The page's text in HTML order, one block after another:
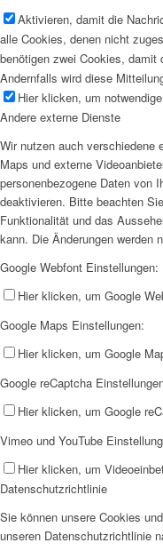
Aktivieren, damit die
alle Cookies, denen nicht
benötigen zwei Cookies, damit
Andernfalls wird diese
Hier klicken, um
Andere externe Dienste
Wir nutzen auch verschiedene
Maps und externe
personenbezogene Daten von
deaktivieren. Bitte beachten
Funktionalität und das
kann. Die Änderungen werden
Google Webfont Einstellungen:
Hier klicken, um Google
Google Maps Einstellungen:
Hier klicken, um Google
Google reCaptcha
Hier klicken, um Google
Vimeo und YouTube
Hier klicken, um
Datenschutzrichtlinie
Sie können unsere Cookies
unseren Datenschutzrichtlinie